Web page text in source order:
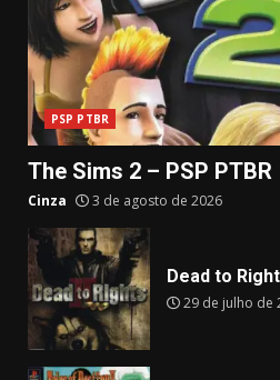
PSP PTBR
The Sims 2 – PSP PTBR
Cinza 3 de agosto de 2026
Dead to
29 de julho de